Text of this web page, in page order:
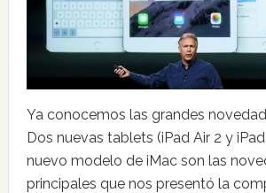
Ya conocemos las grandes
Dos nuevas tablets (iPad Air 2 y
nuevo modelo de iMac son las
principales que nos presentó la